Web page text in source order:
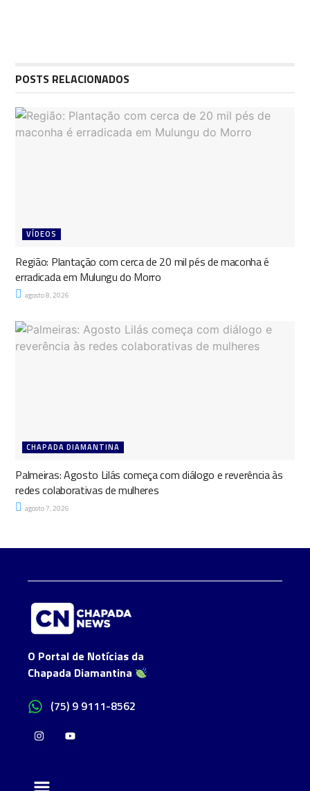
POSTS RELACIONADOS
VÍDEOS
Região: Plantação com cerca de 20 mil pés de maconha é
erradicada em Mulungu do Morro
agosto 8, 2026
CHAPADA DIAMANTINA
Palmeiras: Agosto Lilás começa com diálogo e reverência às
redes colaborativas de mulheres
agosto 7, 2026
O Portal de Notícias da
Chapada Diamantina
(75) 9 9111-8562